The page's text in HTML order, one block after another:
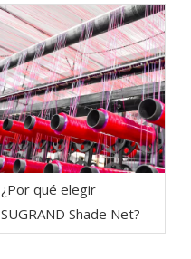
¿Por qué elegir
SUGRAND Shade Net?